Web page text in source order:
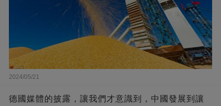
2024/05/21
德國媒體的披露，讓我們才意識到，中國發展到讓